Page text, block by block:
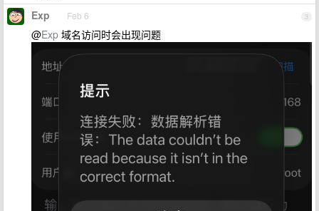
3
Exp Feb 6
@Exp 域名访问时会出现问题